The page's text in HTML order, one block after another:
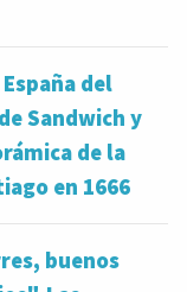
del
Sandwich y
de la
en 1666
buenos